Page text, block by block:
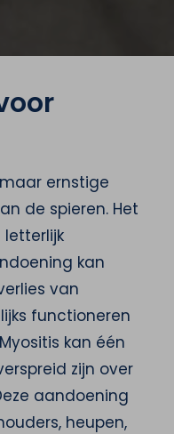
ernstige
de spieren. Het
letterlijk
kan
van
functioneren
kan één
zijn over
aandoening
heupen,